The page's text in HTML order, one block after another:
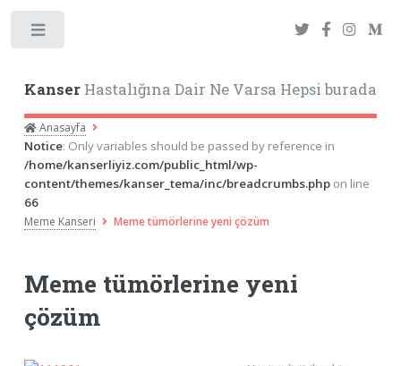
KanserHastalığına Dair Ne Varsa Hepsi burada
Anasayfa
Notice: Only variables should be passed by reference in
/home/kanserliyiz.com/public_html/wp-
content/themes/kanser_tema/inc/breadcrumbs.phpon line
66
Meme Kanseri Meme tümörlerine yeni çözüm
Meme tümörlerine yeni
çözüm